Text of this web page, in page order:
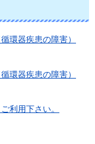
環器疾患の障害）
環器疾患の障害）
利用下さい。